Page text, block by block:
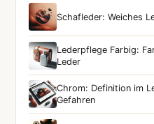
Schafleder: Weiches
Lederpflege Farbig:
Leder
Chrom: Definition im
Gefahren